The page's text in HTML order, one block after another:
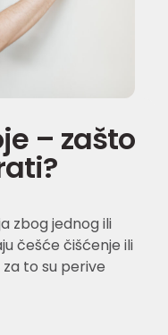
– zašto
zbog jednog ili
češće čišćenje ili
to su perive